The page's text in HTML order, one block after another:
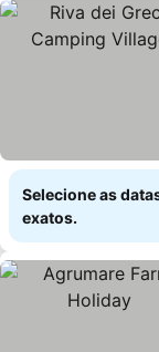
Selecione as
exatos.